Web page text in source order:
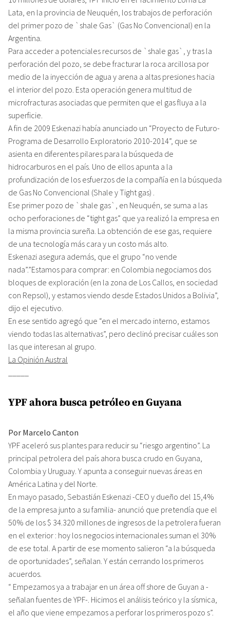
Lata, en la provincia de Neuquén, los trabajos de perforación
del primer pozo de `shale Gas` (Gas No Convencional) en la
Argentina.
Para acceder a potenciales recursos de `shale gas`, y tras la
perforación del pozo, se debe fracturar la roca arcillosa por
medio de la inyección de agua y arena a altas presiones hacia
el interior del pozo. Esta operación genera multitud de
microfracturas asociadas que permiten que el gas fluya a la
superficie.
A fin de 2009 Eskenazi había anunciado un “Proyecto de Futuro-
Programa de Desarrollo Exploratorio 2010-2014”, que se
asienta en diferentes pilares para la búsqueda de
hidrocarburos en el país. Uno de ellos apunta a la
profundización de los esfuerzos de la compañía en la búsqueda
de Gas No Convencional (Shale y Tight gas) .
Ese primer pozo de `shale gas`, en Neuquén, se suma a las
ocho perforaciones de “tight gas” que ya realizó la empresa en
la misma provincia sureña. La obtención de ese gas, requiere
de una tecnología más cara y un costo más alto.
Eskenazi asegura además, que el grupo “no vende
nada”.”Estamos para comprar: en Colombia negociamos dos
bloques de exploración (en la zona de Los Callos, en sociedad
con Repsol), y estamos viendo desde Estados Unidos a Bolivia”,
dijo el ejecutivo.
En ese sentido agregó que “en el mercado interno, estamos
viendo todas las alternativas”, pero declinó precisar cuáles son
las que interesan al grupo.
La Opinión Austral
YPF ahora busca petróleo en Guyana
Por Marcelo Canton
YPF aceleró sus plantes para reducir su “riesgo argentino”. La
principal petrolera del país ahora busca crudo en Guyana,
Colombia y Uruguay. Y apunta a conseguir nuevas áreas en
América Latina y del Norte.
En mayo pasado, Sebastián Eskenazi -CEO y dueño del 15,4%
de la empresa junto a su familia- anunció que pretendía que el
50% de los $ 34.320 millones de ingresos de la petrolera fueran
en el exterior : hoy los negocios internacionales suman el 30%
de ese total. A partir de ese momento salieron “a la búsqueda
de oportunidades”, señalan. Y están cerrando los primeros
acuerdos.
“ Empezamos ya a trabajar en un área off shore de Guyan a -
señalan fuentes de YPF-. Hicimos el análisis teórico y la sísmica,
el año que viene empezamos a perforar los primeros pozo s”.